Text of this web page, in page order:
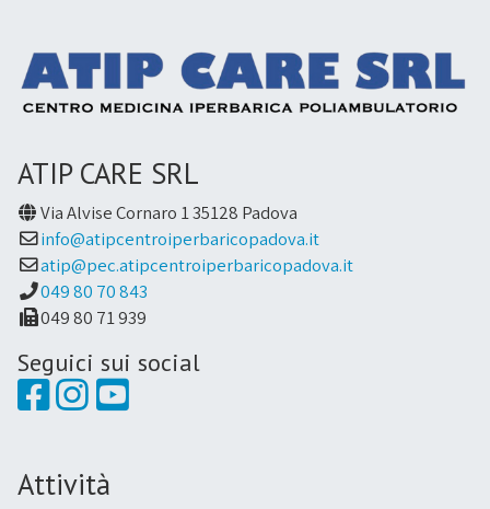
ATIP CARE SRL
Via Alvise Cornaro 1 35128 Padova
info@atipcentroiperbaricopadova.it
atip@pec.atipcentroiperbaricopadova.it
049 80 70 843
049 80 71 939
Seguici sui social
Attività